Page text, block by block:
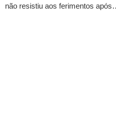
não resistiu aos ferimentos